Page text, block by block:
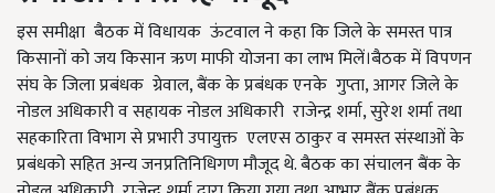
इस समीक्षा बैठक में विधायक ऊंटवाल ने कहा कि जिले के समस्त पात्र
किसानों को जय किसान ऋण माफी योजना का लाभ मिलें।बैठक में विपणन
संघ के जिला प्रबंधक ग्रेवाल, बैंक के प्रबंधक एनके गुप्ता, आगर जिले के
नोडल अधिकारी व सहायक नोडल अधिकारी राजेन्द्र शर्मा, सुरेश शर्मा तथा
सहकारिता विभाग से प्रभारी उपायुक्त एलएस ठाकुर व समस्त संस्थाओं के
प्रबंधको सहित अन्य जनप्रतिनिधिगण मौजूद थे. बैठक का संचालन बैंक के